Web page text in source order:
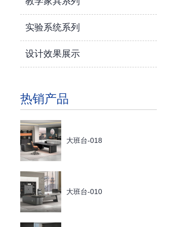
实验系统系列
设计效果展示
热销产品
大班台-018
大班台-010